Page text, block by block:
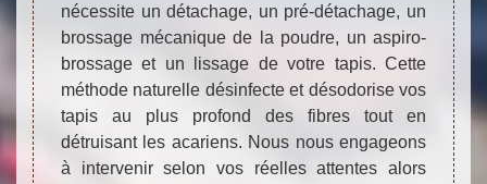
nécessite un détachage, un pré-détachage, un
brossage mécanique de la poudre, un aspiro-
brossage et un lissage de votre tapis. Cette
méthode naturelle désinfecte et désodorise vos
tapis au plus profond des fibres tout en
détruisant les acariens. Nous nous engageons
à intervenir selon vos réelles attentes alors